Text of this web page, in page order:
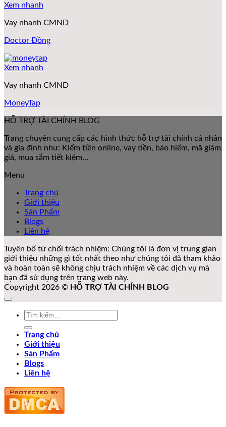
Xem nhanh
Vay nhanh CMND
Doctor Đồng
Xem nhanh
Vay nhanh CMND
MoneyTap
HỖ TRỢ TÀI CHÍNH BLOG
Trang chuyên cung cấp các hình thức hỗ trợ tài chính cá nhân
và gia đình như: Kiếm tiền online, vay tiền, bảo hiểm, mã giảm
giá, mua sắm tiết kiệm…
Menu
Trang chủ
Giới thiệu
Sản Phẩm
Blogs
Liên hệ
Tuyên bố từ chối trách nhiệm: Chúng tôi là đơn vị trung gian
giới thiệu những gì tốt nhất theo như chúng tôi đã tham khảo
và hoàn toàn sẽ không chịu trách nhiệm về các dịch vụ mà
bạn đã sử dụng trên trang web này.
Copyright 2026 © HỖ TRỢ TÀI CHÍNH BLOG
Tìm
Trang chủ
Giới thiệu
Sản Phẩm
Blogs
Liên hệ